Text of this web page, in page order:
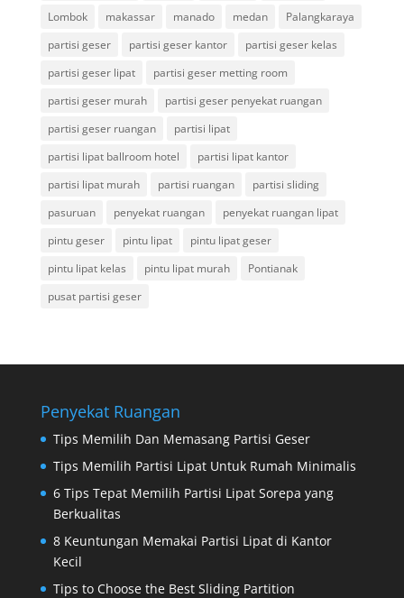
Lombok
makassar manado medan
Palangkaraya
partisi geser
partisi geser kantor
partisi geser kelas
partisi geser lipat
partisi geser metting room
partisi geser murah
partisi geser penyekat ruangan
partisi geser ruangan
partisi lipat
partisi lipat ballroom hotel
partisi lipat kantor
partisi lipat murah
partisi ruangan
partisi sliding
pasuruan
penyekat ruangan
penyekat ruangan lipat
pintu geser
pintu lipat
pintu lipat geser
pintu lipat kelas
pintu lipat murah
Pontianak
pusat partisi geser
Penyekat Ruangan
Tips Memilih Dan Memasang Partisi Geser
Tips Memilih Partisi Lipat Untuk Rumah Minimalis
6 Tips Tepat Memilih Partisi Lipat Sorepa yang
Berkualitas
8 Keuntungan Memakai Partisi Lipat di Kantor
Kecil
Tips to Choose the Best Sliding Partition